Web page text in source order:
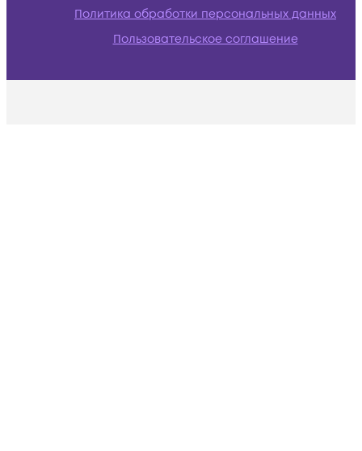
Политика обработки персональных данных
Пользовательское соглашение